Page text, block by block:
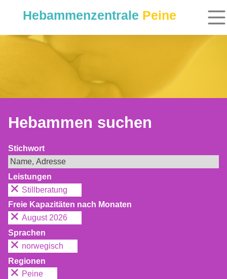
Hebammenzentrale Peine
Hebammen suchen
Stichwort
Leistungen
Stillberatung
Freie Kapazitäten nach Monaten
August 2026
Sprachen
norwegisch
Regionen
Peine